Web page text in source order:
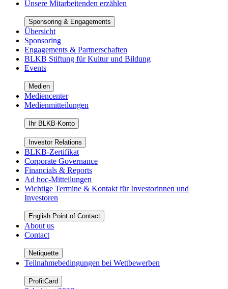
Unsere Mitarbeitenden erzählen
Sponsoring & Engagements
Übersicht
Sponsoring
Engagements & Partnerschaften
BLKB Stiftung für Kultur und Bildung
Events
Medien
Mediencenter
Medienmitteilungen
Ihr BLKB-Konto
Investor Relations
BLKB-Zertifikat
Corporate Governance
Financials & Reports
Ad hoc-Mitteilungen
Wichtige Termine & Kontakt für Investorinnen und
Investoren
English Point of Contact
About us
Contact
Netiquette
Teilnahmebedingungen bei Wettbewerben
ProfitCard